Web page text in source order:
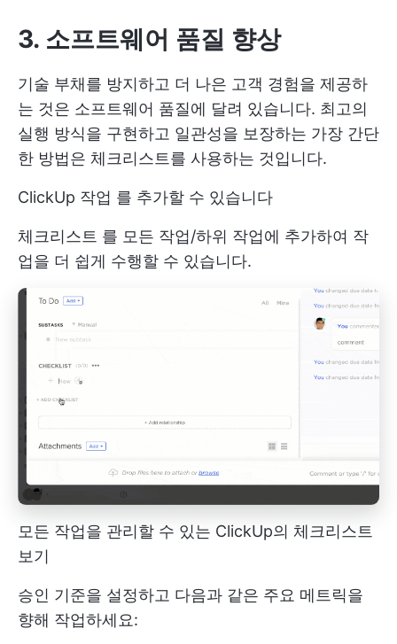
3. 소프트웨어 품질 향상
기술 부채를 방지하고 더 나은 고객 경험을 제공하
는 것은 소프트웨어 품질에 달려 있습니다. 최고의
실행 방식을 구현하고 일관성을 보장하는 가장 간단
한 방법은 체크리스트를 사용하는 것입니다.
ClickUp 작업 를 추가할 수 있습니다
체크리스트 를 모든 작업/하위 작업에 추가하여 작
업을 더 쉽게 수행할 수 있습니다.
모든 작업을 관리할 수 있는 ClickUp의 체크리스트
보기
승인 기준을 설정하고 다음과 같은 주요 메트릭을
향해 작업하세요: